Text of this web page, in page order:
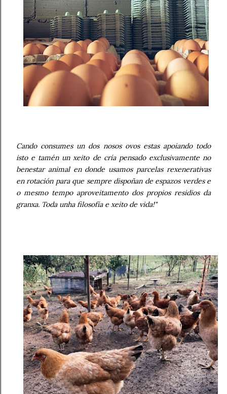
Cando consumes un dos nosos ovos estas apoiando todo
isto e tamén un xeito de cría pensado exclusivamente no
benestar animal en donde usamos parcelas rexenerativas
en rotación para que sempre dispoñan de espazos verdes e
o mesmo tempo aproveitamento dos propios residios da
granxa. Toda unha filosofía e xeito de vida!"